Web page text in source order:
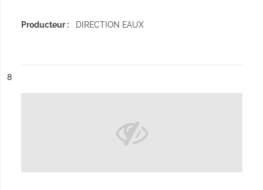
Producteur : DIRECTION EAUX
n°
8